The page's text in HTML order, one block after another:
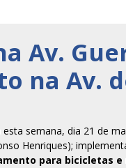
Av.
na Av.
semana, dia 21 de
Henriques);
para bicicletas e